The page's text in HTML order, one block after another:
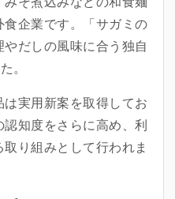
企業です。「サガミの
だしの風味に合う独自
。
実用新案を取得してお
知度をさらに高め、利
り組みとして行われま